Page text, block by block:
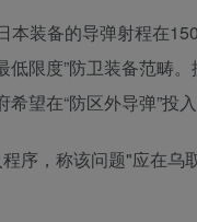
本装备的导弹射程在
限度”防卫装备范畴
望在“防区外导弹”投
序，称该问题"应在